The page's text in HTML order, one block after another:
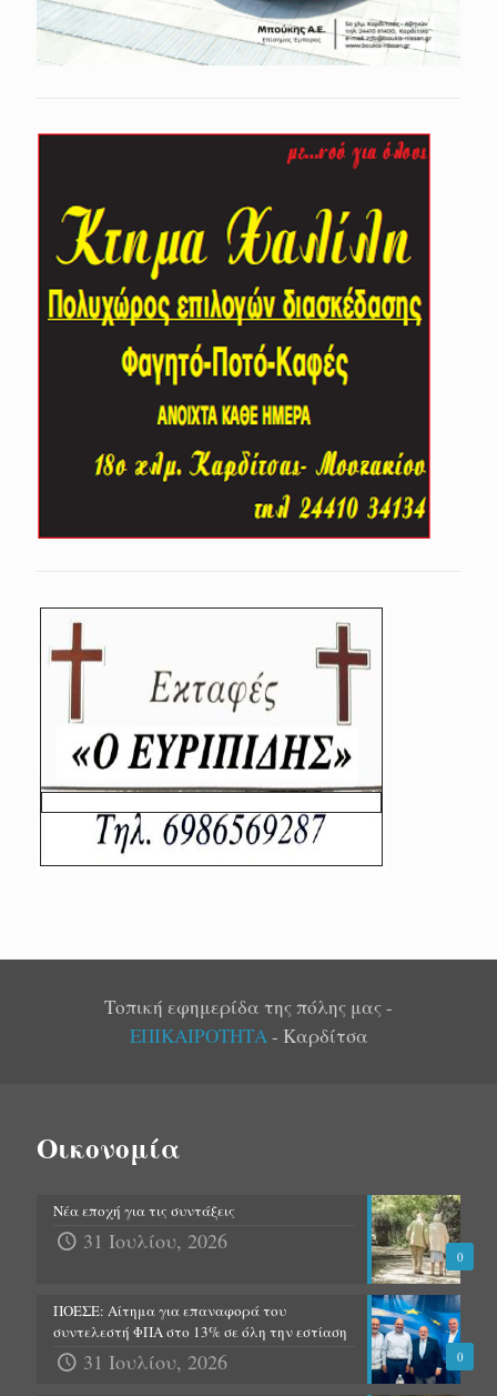
Τοπική εφημερίδα της πόλης μας -
ΕΠΙΚΑΙΡΟΤΗΤΑ- Καρδίτσα
Οικονομία
0
Νέα εποχή για τις συντάξεις
31 Ιουλίου, 2026
0
ΠΟΕΣΕ: Αίτημα για επαναφορά του
συντελεστή ΦΠΑ στο 13% σε όλη την εστίαση
31 Ιουλίου, 2026